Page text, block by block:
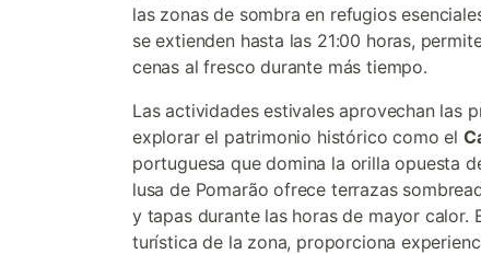
las zonas de sombra en refugios
se extienden hasta las 21:00 horas,
cenas al fresco durante más tiempo.
Las actividades estivales aprovechan las
explorar el patrimonio histórico como el
portuguesa que domina la orilla opuesta
lusa de Pomarão ofrece terrazas
y tapas durante las horas de mayor calor.
turística de la zona, proporciona